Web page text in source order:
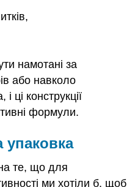
намотані за
або навколо
ці конструкції
формули.
упаковка
те, що для
ми хотіли б, щоб